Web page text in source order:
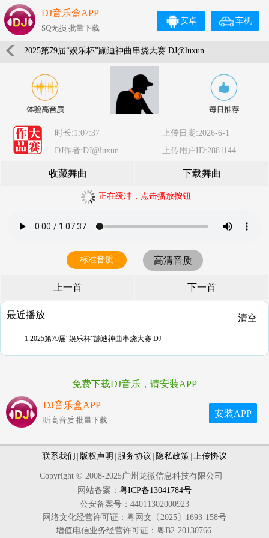
DJ音乐盒APP
SQ无损 批量下载
车机
安卓
2025第79届“娱乐杯”蹦迪神曲串烧大赛 DJ@luxun
时长:1:07:37
上传日期:2026-6-1
DJ作者:DJ@luxun
上传用户ID:2881144
收藏舞曲 下载舞曲
正在缓冲，点击播放按钮
标准音质 高清音质
上一首 下一首
最近播放 清空
1.2025第79届“娱乐杯”蹦迪神曲串烧大赛 DJ
免费下载DJ音乐，请安装APP
DJ音乐盒APP
听高音质 批量下载
安装APP
联系我们 版权声明 服务协议 隐私政策 上传协议
Copyright © 2008-2025广州龙微信息科技有限公司
网站备案： 粤ICP备13041784号
公安备案号：44011302000923
网络文化经营许可证：粤网文〔2025〕1693-158号
增值电信业务经营许可证：粤B2-20130766